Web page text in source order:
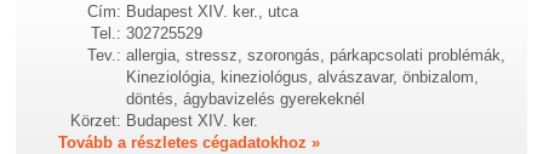
Cím: Budapest XIV. ker., utca
Tel.: 302725529
Tev.: allergia, stressz, szorongás, párkapcsolati problémák,
Kineziológia, kineziológus, alvászavar, önbizalom,
döntés, ágybavizelés gyerekeknél
Körzet: Budapest XIV. ker.
Tovább a részletes cégadatokhoz »